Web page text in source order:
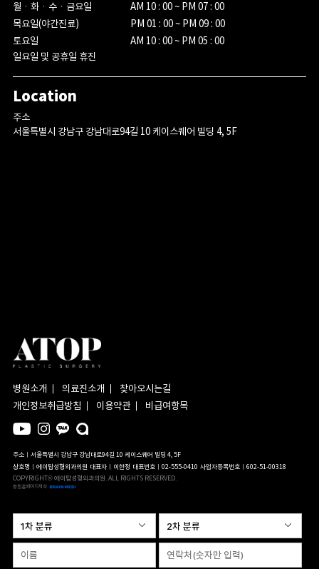
월ㆍ화ㆍ수ㆍ금요일
목요일(야간진료)
토요일
AM 10 : 00 ~ PM 07 : 00
PM 01 : 00 ~ PM 09 : 00
AM 10 : 00 ~ PM 05 : 00
일요일 및 공휴일 휴진
Location
주소
서울특별시 강남구 강남대로94길 10 케이스퀘어 빌딩 4, 5F
병원소개 의료진소개
찾아오시는길
개인정보취급방침
이용약관 비급여항목
주소ㅣ서울특별시 강남구 강남대로94길 10 케이스퀘어 빌딩 4, 5F
상호명ㅣ에이탑성형외과의원 대표자ㅣ이한정 대표번호ㅣ02-555-0410 사업자등록번호ㅣ602-51-00318
COPYRIGHT© 에이탑성형외과의원. ALL RIGHTS RESERVED.
병원홈페이지제작